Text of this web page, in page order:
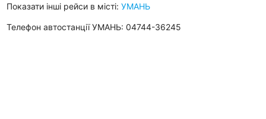
Показати інші рейси в місті: УМАНЬ
Телефон автостанції УМАНЬ: 04744-36245